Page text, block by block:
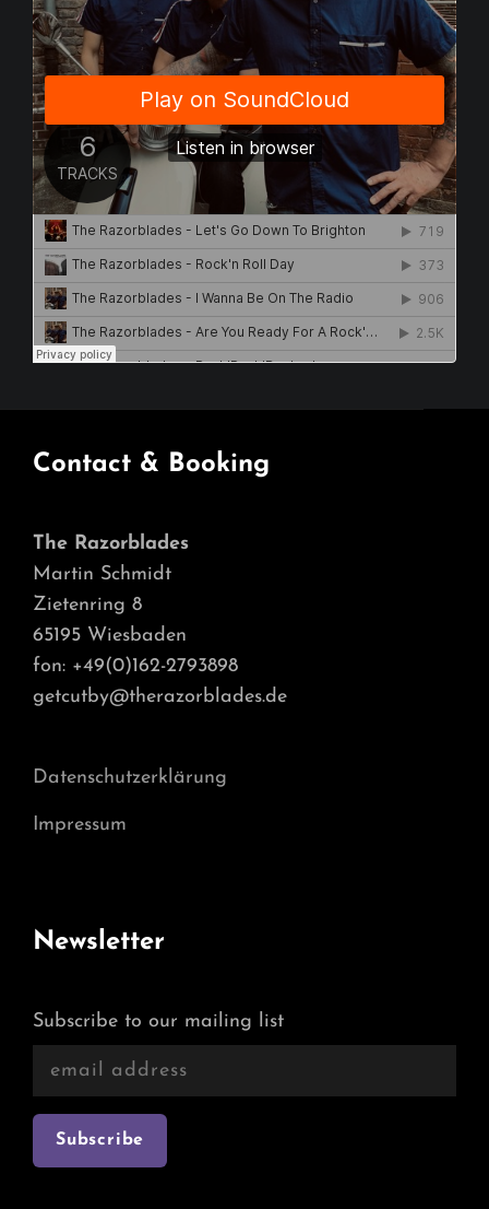
Contact & Booking
The Razorblades
Martin Schmidt
Zietenring 8
65195 Wiesbaden
fon: +49(0)162-2793898
getcutby@therazorblades.de
Datenschutzerklärung
Impressum
Newsletter
Subscribe to our mailing list